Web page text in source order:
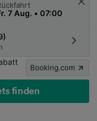
Booking.com
finden